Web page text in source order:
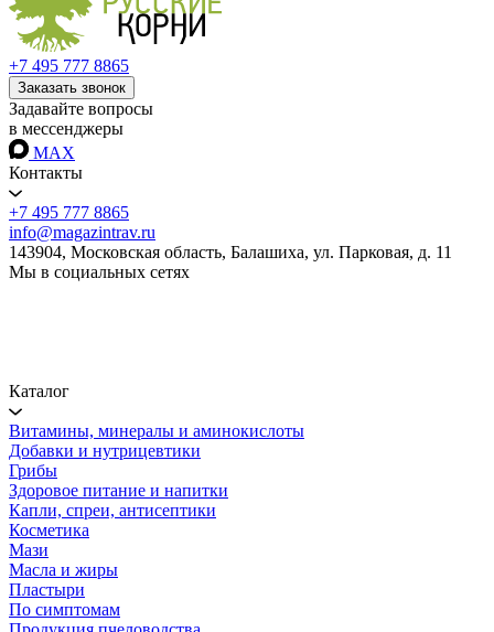
+7 495 777 8865
Заказать звонок
Задавайте вопросы
в мессенджеры
MAX
Контакты
+7 495 777 8865
info@magazintrav.ru
143904, Московская область, Балашиха, ул. Парковая, д. 11
Мы в социальных сетях
Каталог
Витамины, минералы и аминокислоты
Добавки и нутрицевтики
Грибы
Здоровое питание и напитки
Капли, спреи, антисептики
Косметика
Мази
Масла и жиры
Пластыри
По симптомам